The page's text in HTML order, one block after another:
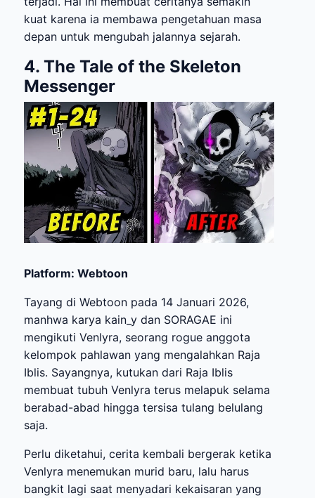
kuat karena ia membawa pengetahuan masa
depan untuk mengubah jalannya sejarah.
4. The Tale of the Skeleton
Messenger
Platform: Webtoon
Tayang di Webtoon pada 14 Januari 2026,
manhwa karya kain_y dan SORAGAE ini
mengikuti Venlyra, seorang rogue anggota
kelompok pahlawan yang mengalahkan Raja
Iblis. Sayangnya, kutukan dari Raja Iblis
membuat tubuh Venlyra terus melapuk selama
berabad-abad hingga tersisa tulang belulang
saja.
Perlu diketahui, cerita kembali bergerak ketika
Venlyra menemukan murid baru, lalu harus
bangkit lagi saat menyadari kekaisaran yang